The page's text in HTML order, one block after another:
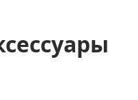
Цифровые уровни и